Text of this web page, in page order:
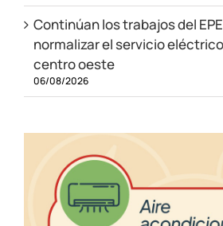
Continúan los trabajos del
normalizar el servicio
centro oeste
06/08/2026